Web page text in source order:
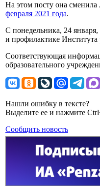
На этом посту она
февраля 2021 года.
С понедельника, 24
и профилактике Института
Соответствующая
образовательного
Нашли ошибку в тексте?
Выделите ее и нажмите
Сообщить новость